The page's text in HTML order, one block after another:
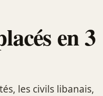
en 3
les civils libanais,